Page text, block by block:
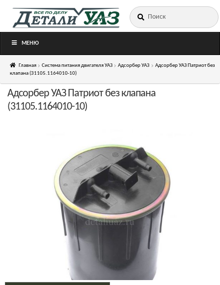
Перейти
Перейти
Искать:
МЕНЮ
Главная Система питания двигателя УАЗ Адсорбер УАЗ
Адсорбер УАЗ Патриот без
клапана (31105.1164010-10)
Адсорбер УАЗ Патриот без клапана
(31105.1164010-10)